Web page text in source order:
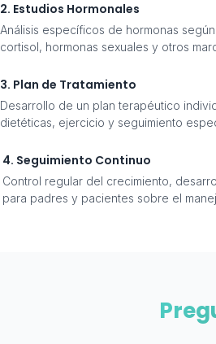
2. Estudios Hormonales
Análisis específicos de hormonas
cortisol, hormonas sexuales y otros
3. Plan de Tratamiento
Desarrollo de un plan terapéutico
dietéticas, ejercicio y seguimiento
4. Seguimiento Continuo
Control regular del crecimiento,
para padres y pacientes sobre el